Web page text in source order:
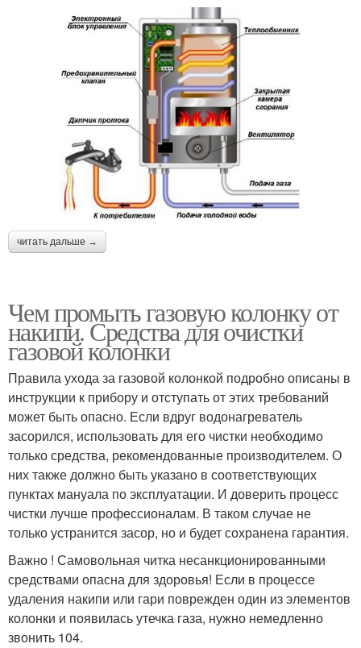
читать дальше →
Чем промыть газовую колонку от
накипи. Средства для очистки
газовой колонки
Правила ухода за газовой колонкой подробно описаны в
инструкции к прибору и отступать от этих требований
может быть опасно. Если вдруг водонагреватель
засорился, использовать для его чистки необходимо
только средства, рекомендованные производителем. О
них также должно быть указано в соответствующих
пунктах мануала по эксплуатации. И доверить процесс
чистки лучше профессионалам. В таком случае не
только устранится засор, но и будет сохранена гарантия.
Важно ! Самовольная читка несанкционированными
средствами опасна для здоровья! Если в процессе
удаления накипи или гари поврежден один из элементов
колонки и появилась утечка газа, нужно немедленно
звонить 104.